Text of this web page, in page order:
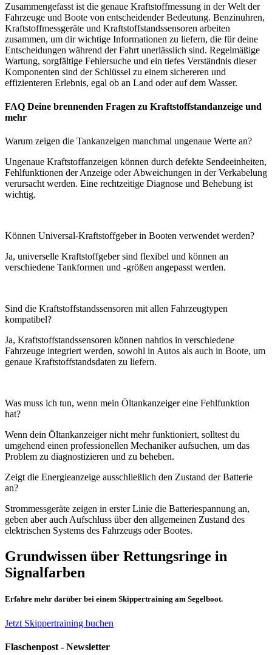
Zusammengefasst ist die genaue Kraftstoffmessung in der Welt der
Fahrzeuge und Boote von entscheidender Bedeutung. Benzinuhren,
Kraftstoffmessgeräte und Kraftstoffstandssensoren arbeiten
zusammen, um dir wichtige Informationen zu liefern, die für deine
Entscheidungen während der Fahrt unerlässlich sind. Regelmäßige
Wartung, sorgfältige Fehlersuche und ein tiefes Verständnis dieser
Komponenten sind der Schlüssel zu einem sichereren und
effizienteren Erlebnis, egal ob an Land oder auf dem Wasser.
FAQ Deine brennenden Fragen zu Kraftstoffstandanzeige und
mehr
Warum zeigen die Tankanzeigen manchmal ungenaue Werte an?
Ungenaue Kraftstoffanzeigen können durch defekte Sendeeinheiten,
Fehlfunktionen der Anzeige oder Abweichungen in der Verkabelung
verursacht werden. Eine rechtzeitige Diagnose und Behebung ist
wichtig.
Können Universal-Kraftstoffgeber in Booten verwendet werden?
Ja, universelle Kraftstoffgeber sind flexibel und können an
verschiedene Tankformen und -größen angepasst werden.
Sind die Kraftstoffstandssensoren mit allen Fahrzeugtypen
kompatibel?
Ja, Kraftstoffstandssensoren können nahtlos in verschiedene
Fahrzeuge integriert werden, sowohl in Autos als auch in Boote, um
genaue Kraftstoffstandsdaten zu liefern.
Was muss ich tun, wenn mein Öltankanzeiger eine Fehlfunktion
hat?
Wenn dein Öltankanzeiger nicht mehr funktioniert, solltest du
umgehend einen professionellen Mechaniker aufsuchen, um das
Problem zu diagnostizieren und zu beheben.
Zeigt die Energieanzeige ausschließlich den Zustand der Batterie
an?
Strommessgeräte zeigen in erster Linie die Batteriespannung an,
geben aber auch Aufschluss über den allgemeinen Zustand des
elektrischen Systems des Fahrzeugs oder Bootes.
Grundwissen über Rettungsringe in
Signalfarben
Erfahre mehr darüber bei einem Skippertraining am Segelboot.
Jetzt Skippertraining buchen
Flaschenpost - Newsletter